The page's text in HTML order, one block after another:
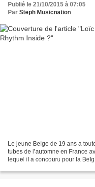
Publié le 21/10/2015 à 07:05
Par Steph Musicnation
Le jeune Belge de 19 ans a
tubes de l’automne en France
lequel il a concouru pour la